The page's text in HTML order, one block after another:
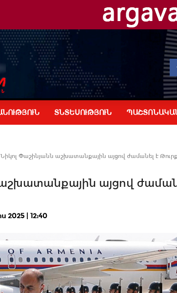
ՏՆՏԵՍՈՒԹՅՈՒՆ
Նիկոլ Փաշինյանն աշխատանքային այցով ժամանել է
այցով
2025 | 12:40